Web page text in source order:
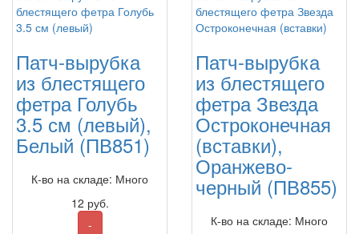
Патч-вырубка
из блестящего
фетра Голубь
3.5 см (левый),
Белый (ПВ851)
К-во на складе: Много
12 руб.
-
Патч-вырубка
из блестящего
фетра Звезда
Остроконечная
(вставки),
Оранжево-
черный (ПВ855)
К-во на складе: Много